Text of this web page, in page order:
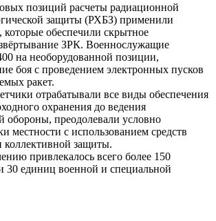
позиций расчеты радиационной
защиты (РХБЗ) применили
обеспечили скрытное
ЗРК. Военнослужащие
на необорудованной позиции,
боя с проведением электронных пусков
ракет.
отрабатывали все виды обеспечения
охранения до ведения
обороны, преодолевали условно
местности с использованием средств
защиты.
привлекалось всего более 150
30 единиц военной и специальной